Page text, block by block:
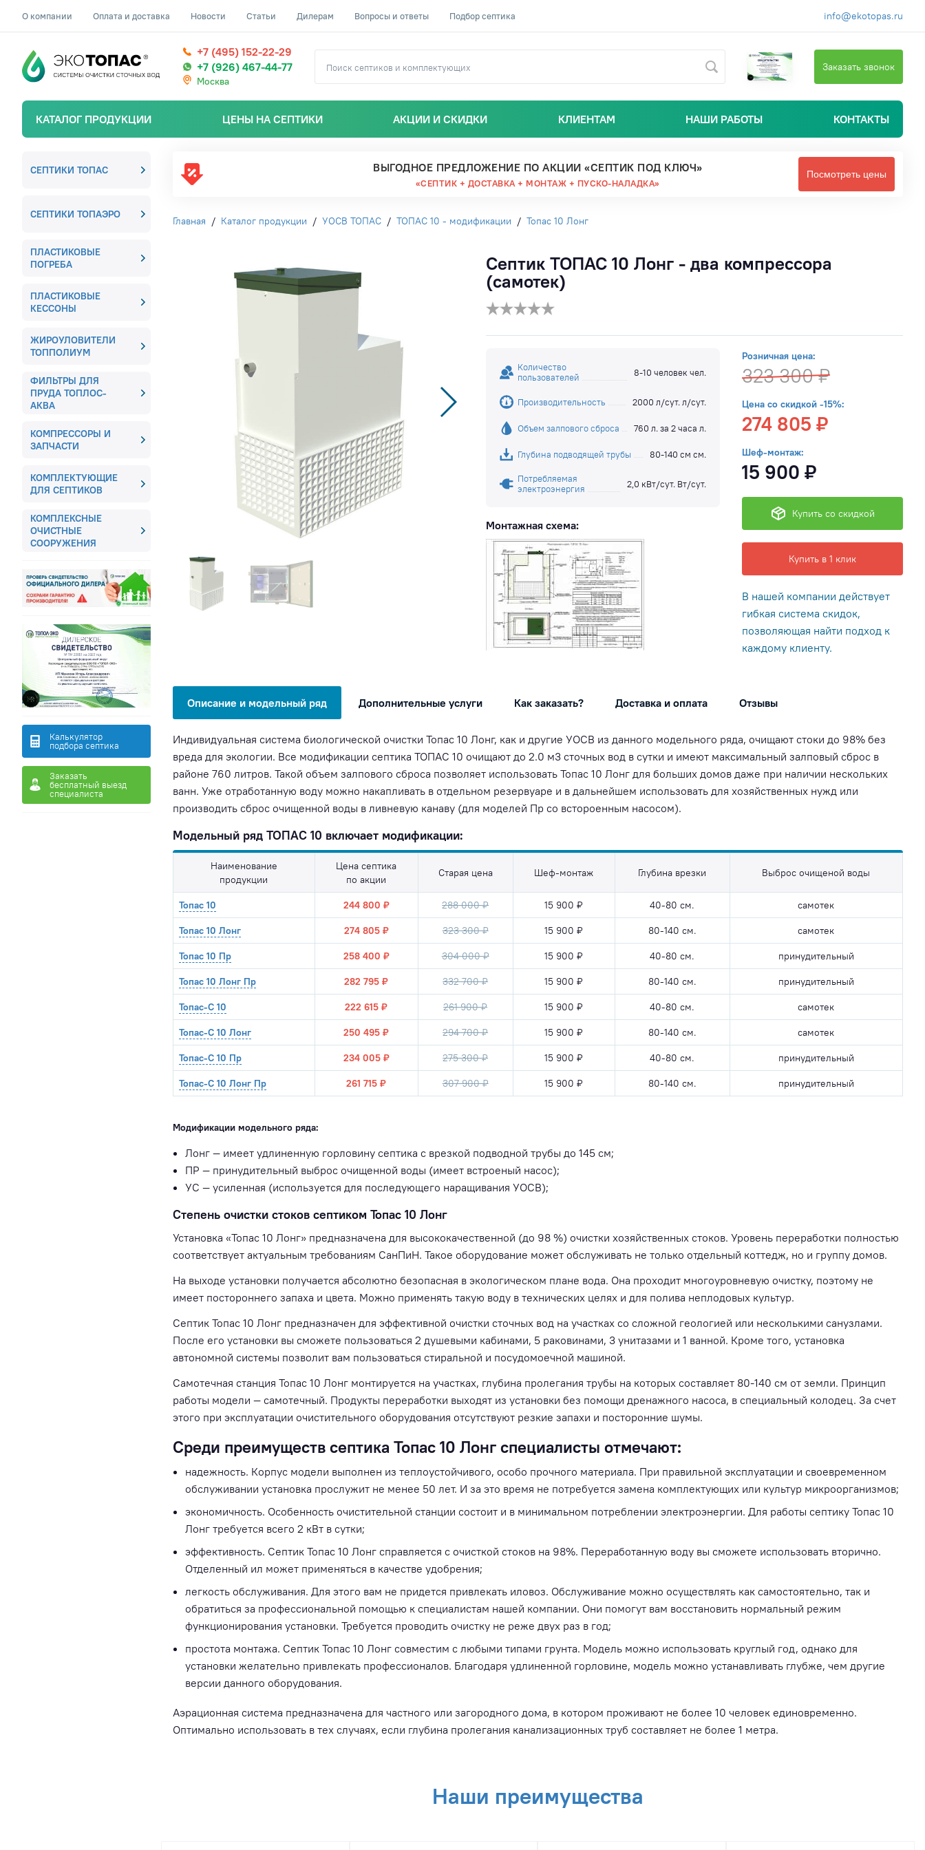
О компании Оплата и доставка Новости Статьи Дилерам Вопросы и ответы Подбор септика info@ekotopas.ru
+7 (495) 152-22-29
+7 (926) 467-44-77
Москва
Заказать звонок
КАТАЛОГ ПРОДУКЦИИ ЦЕНЫ НА СЕПТИКИ АКЦИИ И СКИДКИ КЛИЕНТАМ НАШИ РАБОТЫ КОНТАКТЫ
СЕПТИКИ ТОПАС
СЕПТИКИ ТОПАЭРО
ПЛАСТИКОВЫЕ
ПОГРЕБА
ПЛАСТИКОВЫЕ
КЕССОНЫ
ЖИРОУЛОВИТЕЛИ
ТОППОЛИУМ
ФИЛЬТРЫ ДЛЯ
ПРУДА ТОПЛОС-
АКВА
КОМПРЕССОРЫ И
ЗАПЧАСТИ
КОМПЛЕКТУЮЩИЕ
ДЛЯ СЕПТИКОВ
КОМПЛЕКСНЫЕ
ОЧИСТНЫЕ
СООРУЖЕНИЯ
Калькулятор
подбора септика
Заказать
бесплатный выезд
специалиста
ВЫГОДНОЕ ПРЕДЛОЖЕНИЕ ПО АКЦИИ «СЕПТИК ПОД КЛЮЧ»
«СЕПТИК + ДОСТАВКА + МОНТАЖ + ПУСКО-НАЛАДКА»
Посмотреть цены
Главная / Каталог продукции / УОСВ ТОПАС / ТОПАС 10 - модификации / Топас 10 Лонг
Септик ТОПАС 10 Лонг - два компрессора
(самотек)
Количество
пользователей
8-10 человек чел.
Производительность 2000 л/сут. л/сут.
Объем залпового сброса 760 л. за 2 часа л.
Глубина подводящей трубы 80-140 см см.
Потребляемая
электроэнергия
2,0 кВт/сут. Вт/сут.
Монтажная схема:
Розничная цена:
323 300 ₽
Цена со скидкой -15%:
274 805 ₽
Шеф-монтаж:
15 900 ₽
Купить со скидкой
Купить в 1 клик
В нашей компании действует
гибкая система скидок,
позволяющая найти подход к
каждому клиенту.
Описание и модельный ряд Дополнительные услуги Как заказать? Доставка и оплата Отзывы
Индивидуальная система биологической очистки Топас 10 Лонг, как и другие УОСВ из данного модельного ряда, очищают стоки до 98% без
вреда для экологии. Все модификации септика ТОПАС 10 очищают до 2.0 м3 сточных вод в сутки и имеют максимальный залповый сброс в
районе 760 литров. Такой объем залпового сброса позволяет использовать Топас 10 Лонг для больших домов даже при наличии нескольких
ванн. Уже отработанную воду можно накапливать в отдельном резервуаре и в дальнейшем использовать для хозяйственных нужд или
производить сброс очищенной воды в ливневую канаву (для моделей Пр со встороенным насосом).
Модельный ряд ТОПАС 10 включает модификации:
Наименование
продукции
Цена септика
по акции
Старая цена Шеф-монтаж Глубина врезки Выброс очищеной воды
Топас 10 244 800 ₽ 288 000 ₽ 15 900 ₽ 40-80 см. самотек
Топас 10 Лонг 274 805 ₽ 323 300 ₽ 15 900 ₽ 80-140 см. самотек
Топас 10 Пр 258 400 ₽ 304 000 ₽ 15 900 ₽ 40-80 см. принудительный
Топас 10 Лонг Пр 282 795 ₽ 332 700 ₽ 15 900 ₽ 80-140 см. принудительный
Топас-С 10 222 615 ₽ 261 900 ₽ 15 900 ₽ 40-80 см. самотек
Топас-С 10 Лонг 250 495 ₽ 294 700 ₽ 15 900 ₽ 80-140 см. самотек
Топас-С 10 Пр 234 005 ₽ 275 300 ₽ 15 900 ₽ 40-80 см. принудительный
Топас-С 10 Лонг Пр 261 715 ₽ 307 900 ₽ 15 900 ₽ 80-140 см. принудительный
Модификации модельного ряда:
Лонг — имеет удлиненную горловину септика с врезкой подводной трубы до 145 см;
ПР — принудительный выброс очищенной воды (имеет встроеный насос);
УС — усиленная (используется для последующего наращивания УОСВ);
Степень очистки стоков септиком Топас 10 Лонг
Установка «Топас 10 Лонг» предназначена для высококачественной (до 98 %) очистки хозяйственных стоков. Уровень переработки полностью
соответствует актуальным требованиям СанПиН. Такое оборудование может обслуживать не только отдельный коттедж, но и группу домов.
На выходе установки получается абсолютно безопасная в экологическом плане вода. Она проходит многоуровневую очистку, поэтому не
имеет постороннего запаха и цвета. Можно применять такую воду в технических целях и для полива неплодовых культур.
Септик Топас 10 Лонг предназначен для эффективной очистки сточных вод на участках со сложной геологией или несколькими санузлами.
После его установки вы сможете пользоваться 2 душевыми кабинами, 5 раковинами, 3 унитазами и 1 ванной. Кроме того, установка
автономной системы позволит вам пользоваться стиральной и посудомоечной машиной.
Самотечная станция Топас 10 Лонг монтируется на участках, глубина пролегания трубы на которых составляет 80-140 см от земли. Принцип
работы модели — самотечный. Продукты переработки выходят из установки без помощи дренажного насоса, в специальный колодец. За счет
этого при эксплуатации очистительного оборудования отсутствуют резкие запахи и посторонние шумы.
Среди преимуществ септика Топас 10 Лонг специалисты отмечают:
надежность. Корпус модели выполнен из теплоустойчивого, особо прочного материала. При правильной эксплуатации и своевременном
обслуживании установка прослужит не менее 50 лет. И за это время не потребуется замена комплектующих или культур микроорганизмов;
экономичность. Особенность очистительной станции состоит и в минимальном потреблении электроэнергии. Для работы септику Топас 10
Лонг требуется всего 2 кВт в сутки;
эффективность. Септик Топас 10 Лонг справляется с очисткой стоков на 98%. Переработанную воду вы сможете использовать вторично.
Отделенный ил может применяться в качестве удобрения;
легкость обслуживания. Для этого вам не придется привлекать иловоз. Обслуживание можно осуществлять как самостоятельно, так и
обратиться за профессиональной помощью к специалистам нашей компании. Они помогут вам восстановить нормальный режим
функционирования установки. Требуется проводить очистку не реже двух раз в год;
простота монтажа. Септик Топас 10 Лонг совместим с любыми типами грунта. Модель можно использовать круглый год, однако для
установки желательно привлекать профессионалов. Благодаря удлиненной горловине, модель можно устанавливать глубже, чем другие
версии данного оборудования.
Аэрационная система предназначена для частного или загородного дома, в котором проживают не более 10 человек единовременно.
Оптимально использовать в тех случаях, если глубина пролегания канализационных труб составляет не более 1 метра.
Наши преимущества